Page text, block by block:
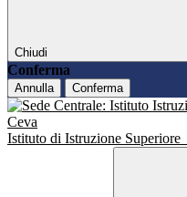
Chiudi
Conferma
Annulla Conferma
Istituto di Istruzione Superiore